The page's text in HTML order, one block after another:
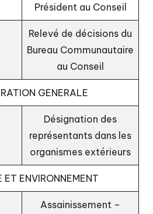
Président au Conseil
Relevé de décisions du
Bureau Communautaire
au Conseil
GENERALE
Désignation des
représentants dans les
organismes extérieurs
ET ENVIRONNEMENT
Assainissement –